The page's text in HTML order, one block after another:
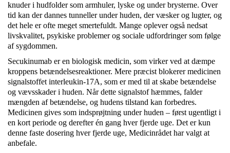
knuder i hudfolder som armhuler, lyske og under brysterne. Over
tid kan der dannes tunneller under huden, der væsker og lugter, og
det hele er ofte meget smertefuldt. Mange oplever også nedsat
livskvalitet, psykiske problemer og sociale udfordringer som følge
af sygdommen.
Secukinumab er en biologisk medicin, som virker ved at dæmpe
kroppens betændelsesreaktioner. Mere præcist blokerer medicinen
signalstoffet interleukin-17A, som er med til at skabe betændelse
og vævsskader i huden. Når dette signalstof hæmmes, falder
mængden af betændelse, og hudens tilstand kan forbedres.
Medicinen gives som indsprøjtning under huden – først ugentligt i
en kort periode og derefter én gang hver fjerde uge. Det er kun
denne faste dosering hver fjerde uge, Medicinrådet har valgt at
anbefale.